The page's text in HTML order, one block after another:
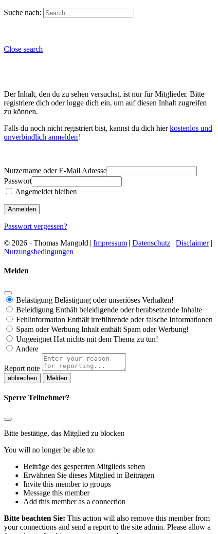
Suche nach:
Close search
Der Inhalt, den du zu sehen versuchst, ist nur für Mitglieder. Bitte
registriere dich oder logge dich ein, um auf diesen Inhalt zugreifen
zu können.
Falls du noch nicht registriert bist, kannst du dich hierkostenlos und
unverbindlich anmelden!
Nutzername oder E-Mail Adresse
Passwort
Angemeldet bleiben
Passwort vergessen?
© 2026 - Thomas Mangold | Impressum | Datenschutz | Disclaimer|
Nutzungsbedingungen
Melden
Belästigung Belästigung oder unseriöses Verhalten!
Beleidigung Enthält beleidigende oder herabsetzende Inhalte
Fehlinformation Enthält irreführende oder falsche Informationen
Spam oder Werbung Inhalt enthält Spam oder Werbung!
Ungeeignet Hat nichts mit dem Thema zu tun!
Andere
Report note
Melden
Sperre Teilnehmer?
Bitte bestätige, das Mitglied zu blocken
You will no longer be able to:
Beiträge des gesperrten Mitglieds sehen
Erwähnen Sie dieses Mitglied in Beiträgen
Invite this member to groups
Message this member
Add this member as a connection
Bitte beachten Sie: This action will also remove this member from
your connections and send a report to the site admin. Please allow a